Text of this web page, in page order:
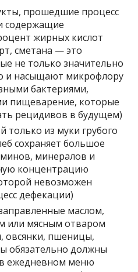
прошедшие процесс
содержащие
жирных кислот
сметана — это
не только значительно
и насыщают микрофлору
бактериями,
пищеварение, которые
рецидивов в будущем)
только из муки грубого
сохраняет большое
минералов и
концентрацию
невозможен
дефекации)
маслом,
или мясным отваром
овсянки, пшеницы,
обязательно должны
ежедневном меню